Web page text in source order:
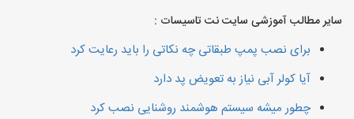
سایر مطالب آموزشی سایت نت تاسیسات :
برای نصب پمپ طبقاتی چه نکاتی را باید رعایت کرد
آیا کولر آبی نیاز به تعویض پد دارد
چطور میشه سیستم هوشمند روشنایی نصب کرد